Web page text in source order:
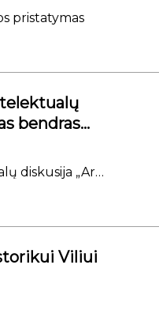
pristatymas
vadovėlis?"
„Ar
istorijos
Viliui